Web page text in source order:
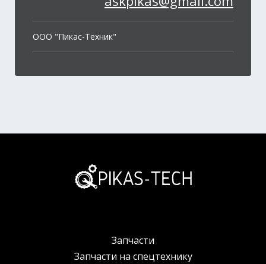
OOO "Пикас-Техник"
Запчасти
Запчасти на спецтехнику